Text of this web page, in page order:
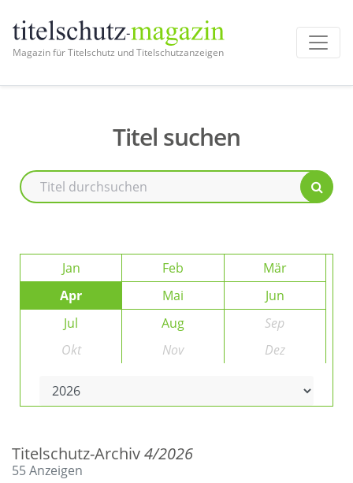
Magazin für Titelschutz und Titelschutzanzeigen
Titel suchen
Jan Feb
Mär
Apr
Mai
Jun
Jul
Aug
Sep
Okt
Nov Dez
Titelschutz-Archiv4/2026
55 Anzeigen